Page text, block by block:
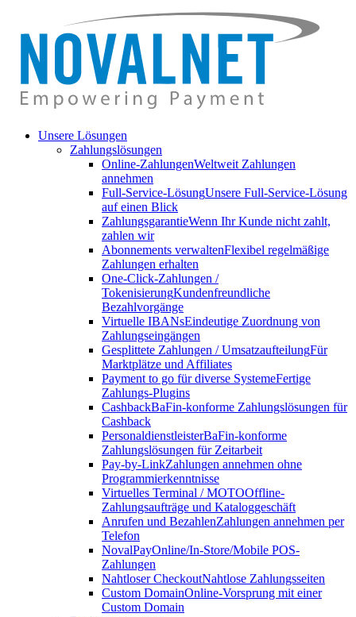
Unsere Lösungen
Zahlungslösungen
Online-ZahlungenWeltweit Zahlungen
annehmen
Full-Service-LösungUnsere Full-Service-Lösung
auf einen Blick
ZahlungsgarantieWenn Ihr Kunde nicht zahlt,
zahlen wir
Abonnements verwaltenFlexibel regelmäßige
Zahlungen erhalten
One-Click-Zahlungen /
TokenisierungKundenfreundliche
Bezahlvorgänge
Virtuelle IBANsEindeutige Zuordnung von
Zahlungseingängen
Gesplittete Zahlungen / UmsatzaufteilungFür
Marktplätze und Affiliates
Payment to go für diverse SystemeFertige
Zahlungs-Plugins
CashbackBaFin-konforme Zahlungslösungen für
Cashback
PersonaldienstleisterBaFin-konforme
Zahlungslösungen für Zeitarbeit
Pay-by-LinkZahlungen annehmen ohne
Programmierkenntnisse
Virtuelles Terminal / MOTOOffline-
Zahlungsaufträge und Kataloggeschäft
Anrufen und BezahlenZahlungen annehmen per
Telefon
NovalPayOnline/In-Store/Mobile POS-
Zahlungen
Nahtloser CheckoutNahtlose Zahlungsseiten
Custom DomainOnline-Vorsprung mit einer
Custom Domain